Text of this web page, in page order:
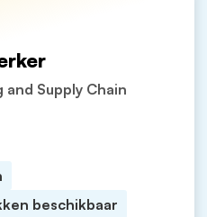
Supply Chain
beschikbaar